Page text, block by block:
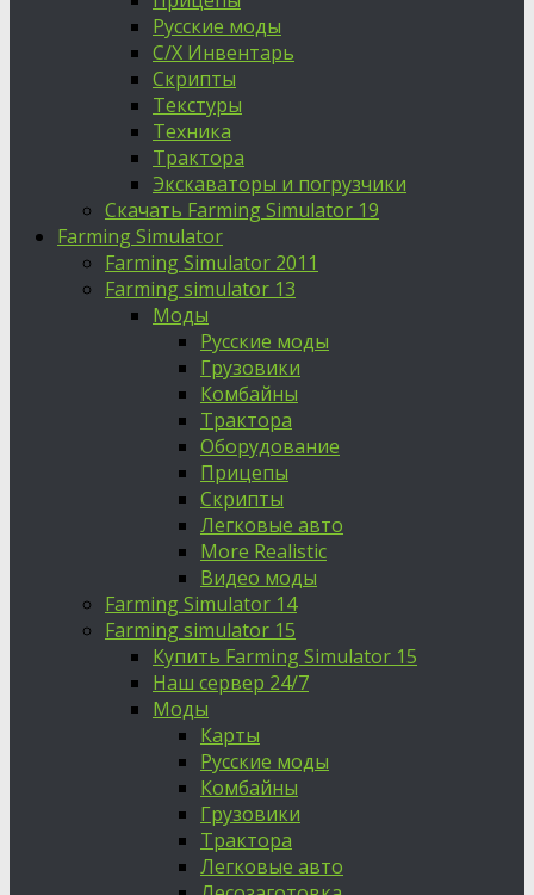
Русские моды
С/Х Инвентарь
Скрипты
Текстуры
Техника
Трактора
Экскаваторы и погрузчики
Скачать Farming Simulator 19
Farming Simulator
Farming Simulator 2011
Farming simulator 13
Моды
Русские моды
Грузовики
Комбайны
Трактора
Оборудование
Прицепы
Скрипты
Легковые авто
More Realistic
Видео моды
Farming Simulator 14
Farming simulator 15
Купить Farming Simulator 15
Наш сервер 24/7
Моды
Карты
Русские моды
Комбайны
Грузовики
Трактора
Легковые авто